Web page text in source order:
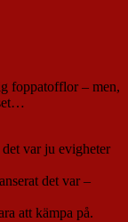
foppatofflor – men,
var ju evigheter
det var –
att kämpa på.